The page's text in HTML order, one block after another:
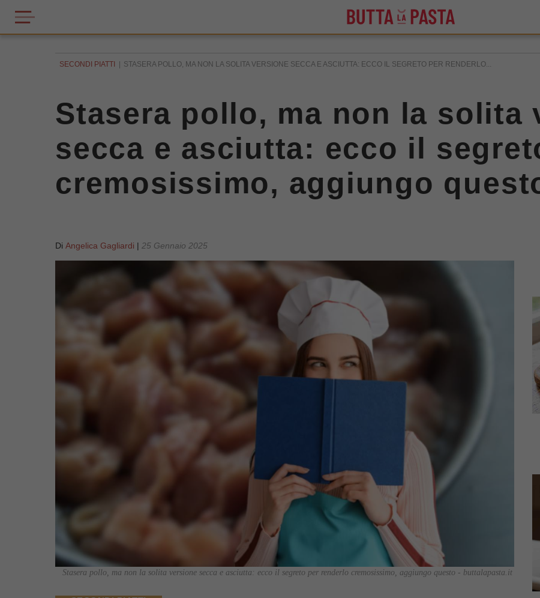
SECONDI PIATTI STASERA POLLO, MA NON LA SOLITA VERSIONE SECCA E ASCIUTTA: ECCO IL SEGRETO PER RENDERLO...
Stasera pollo, ma non la solita
secca e asciutta: ecco il
cremosissimo, aggiungo
Di Angelica Gagliardi | 25 Gennaio 2025
Stasera pollo, ma non la solita versione secca e asciutta: ecco il segreto per renderlo cremosissimo, aggiungo questo - buttalapasta.it